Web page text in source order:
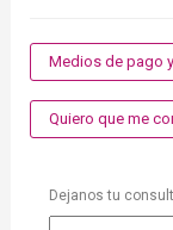
Medios de pago
Quiero que me
Dejanos tu